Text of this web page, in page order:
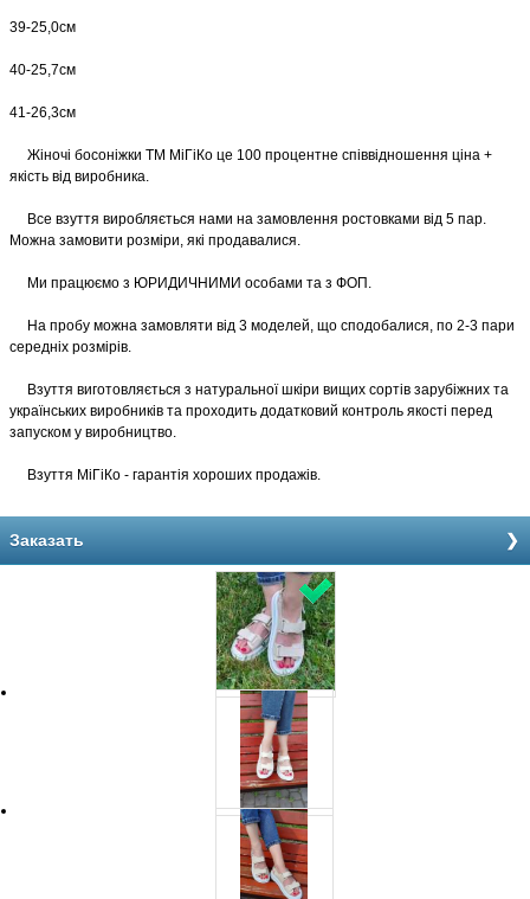
39-25,0см
40-25,7см
41-26,3см
Жіночі босоніжки ТМ МіГіКо це 100 процентне співвідношення ціна +
якість від виробника.
Все взуття виробляється нами на замовлення ростовками від 5 пар.
Можна замовити розміри, які продавалися.
Ми працюємо з ЮРИДИЧНИМИ особами та з ФОП.
На пробу можна замовляти від 3 моделей, що сподобалися, по 2-3 пари
середніх розмірів.
Взуття виготовляється з натуральної шкіри вищих сортів зарубіжних та
українських виробників та проходить додатковий контроль якості перед
запуском у виробництво.
Взуття МіГіКо - гарантія хороших продажів.
Заказать